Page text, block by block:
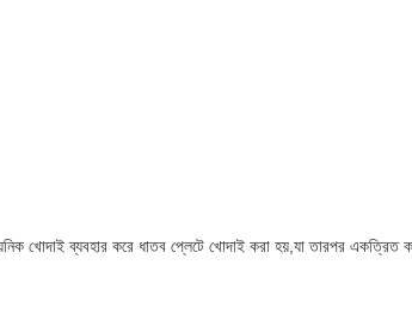
খোদাই ব্যবহার করে ধাতব প্লেটে খোদাই করা হয়,যা তারপর